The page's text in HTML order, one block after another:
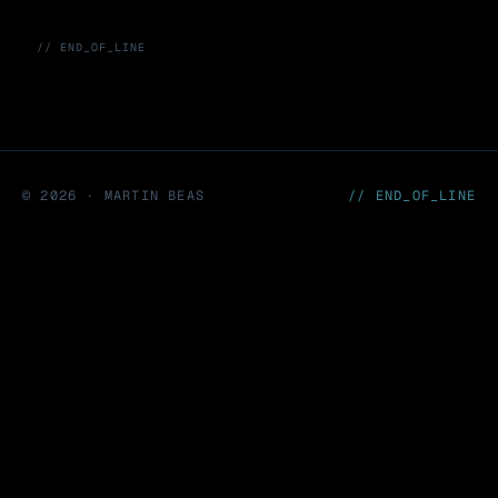
// END_OF_LINE
©2026 · MARTIN BEAS // END_OF_LINE